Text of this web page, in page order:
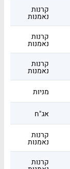
קרנות
נאמנות
קרנות
נאמנות
קרנות
נאמנות
מניות
אג"ח
קרנות
נאמנות
קרנות